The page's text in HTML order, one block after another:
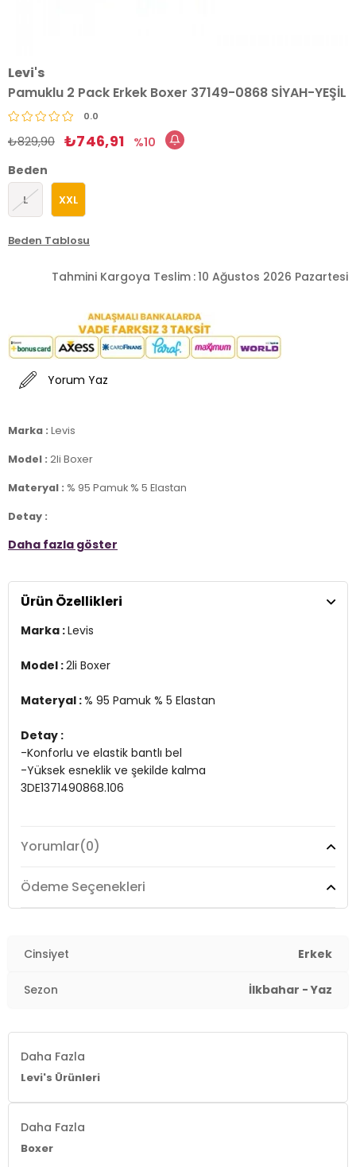
Levi's
Pamuklu 2 Pack Erkek Boxer 37149-0868 SİYAH-YEŞİL
0.0
₺829,90 ₺746,91
10
Beden
L XXL
Beden Tablosu
Tahmini Kargoya Teslim :10 Ağustos 2026 Pazartesi
Yorum Yaz
Marka : Levis
Model : 2li Boxer
Materyal : % 95 Pamuk % 5 Elastan
Detay :
-Yüksek esneklik ve şekilde kalma
Daha fazla göster
Ürün Özellikleri
Marka :Levis
Model :2li Boxer
Materyal :% 95 Pamuk % 5 Elastan
Detay :
-Konforlu ve elastik bantlı bel
-Yüksek esneklik ve şekilde kalma
3DE1371490868.106
Yorumlar(0)
Ödeme Seçenekleri
Cinsiyet Erkek
Sezon İlkbahar - Yaz
Daha Fazla
Levi's Ürünleri
Daha Fazla
Boxer